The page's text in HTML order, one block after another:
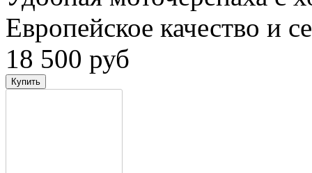
Европейское качество и
18 500 руб